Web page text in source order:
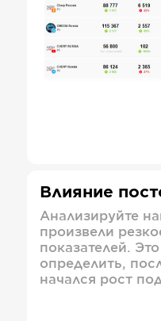
Влияние
Анализируйте
произвели
показателей.
определить,
начался рост